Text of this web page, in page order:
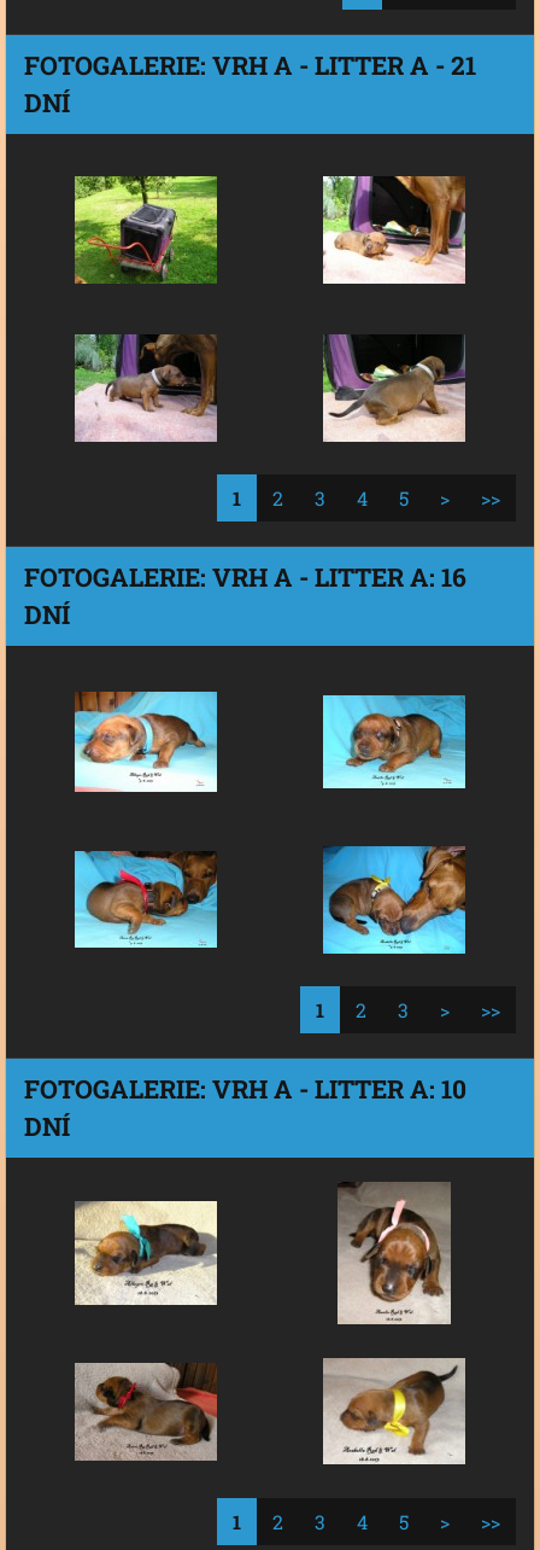
FOTOGALERIE: VRH A - LITTER A - 21
DNÍ
1 2 3 4 5 > >>
FOTOGALERIE: VRH A - LITTER A: 16
DNÍ
1 2 3 > >>
FOTOGALERIE: VRH A - LITTER A: 10
DNÍ
1 2 3 4 5 > >>